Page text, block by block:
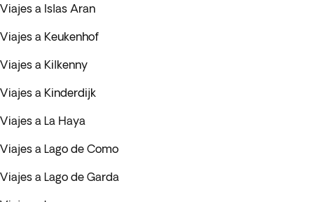
Viajes a Islas Aran
Viajes a Keukenhof
Viajes a Kilkenny
Viajes a Kinderdijk
Viajes a La Haya
Viajes a Lago de Como
Viajes a Lago de Garda